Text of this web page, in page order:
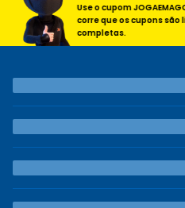
Use o cupom
corre que os cupons
completas.